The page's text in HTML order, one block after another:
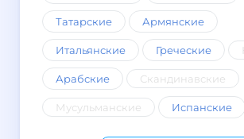
Татарские Армянские
Итальянские Греческие
Арабские Скандинавские
Мусульманские Испанские